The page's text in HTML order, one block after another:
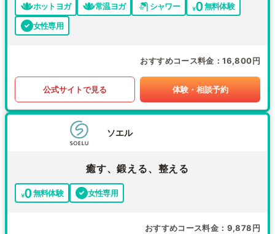
ホットヨガ 常温ヨガ シャワー
無料体験
女性専用
おすすめコース料金 16,800円
公式サイトで見る 体験・相談予約
ソエル
癒す、鍛える、整える
無料体験 女性専用
おすすめコース料金 9,878円